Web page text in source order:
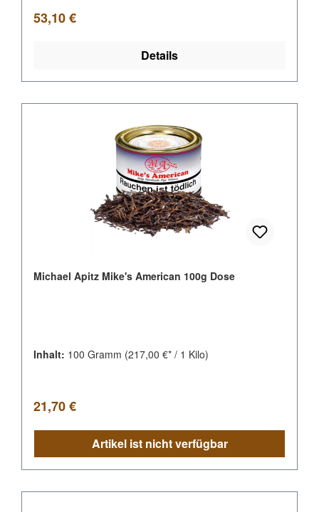
Regulärer Preis:
53,10 €
Details
Michael Apitz Mike's American 100g Dose
Inhalt: 100 Gramm (217,00 €* / 1 Kilo)
Regulärer Preis:
21,70 €
Artikel ist nicht verfügbar